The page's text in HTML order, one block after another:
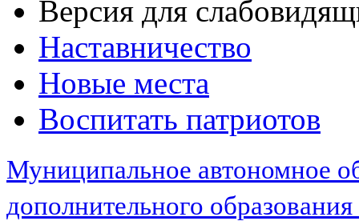
Версия для
Наставничество
Новые места
Воспитать патриотов
Муниципальное автономное
дополнительного образования